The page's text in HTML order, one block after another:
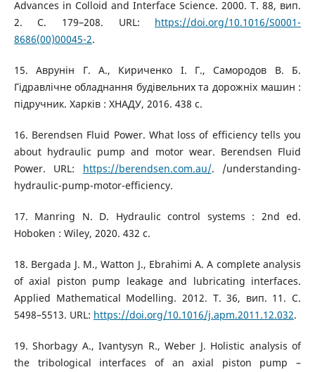
Advances in Colloid and Interface Science. 2000. Т. 88, вип.
2. С. 179–208. URL: https://doi.org/10.1016/S0001-
8686(00)00045-2.
15. Аврунін Г. А., Кириченко І. Г., Самородов В. Б.
Гідравлічне обладнання будівельних та дорожніх машин :
підручник. Харків : ХНАДУ, 2016. 438 с.
16. Berendsen Fluid Power. What loss of efficiency tells you
about hydraulic pump and motor wear. Berendsen Fluid
Power. URL: https://berendsen.com.au/. /understanding-
hydraulic-pump-motor-efficiency.
17. Manring N. D. Hydraulic control systems : 2nd ed.
Hoboken : Wiley, 2020. 432 с.
18. Bergada J. M., Watton J., Ebrahimi A. A complete analysis
of axial piston pump leakage and lubricating interfaces.
Applied Mathematical Modelling. 2012. Т. 36, вип. 11. С.
5498–5513. URL: https://doi.org/10.1016/j.apm.2011.12.032.
19. Shorbagy A., Ivantysyn R., Weber J. Holistic analysis of
the tribological interfaces of an axial piston pump –